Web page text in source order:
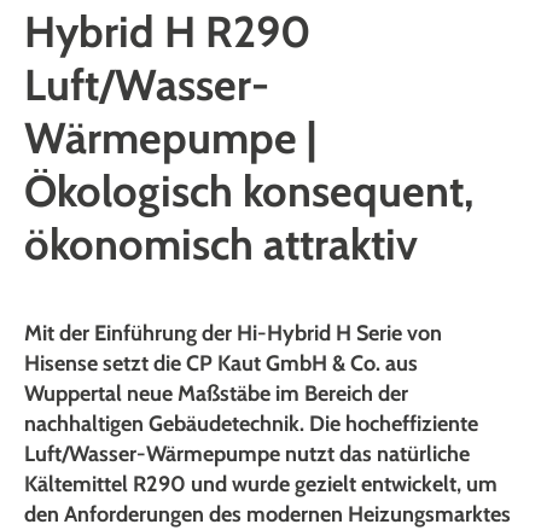
Hybrid H R290
Luft/Wasser-
Wärmepumpe |
Ökologisch konsequent,
ökonomisch attraktiv
Mit der Einführung der Hi-Hybrid H Serie von
Hisense setzt die CP Kaut GmbH & Co. aus
Wuppertal neue Maßstäbe im Bereich der
nachhaltigen Gebäudetechnik. Die hocheffiziente
Luft/Wasser-Wärmepumpe nutzt das natürliche
Kältemittel R290 und wurde gezielt entwickelt, um
den Anforderungen des modernen Heizungsmarktes